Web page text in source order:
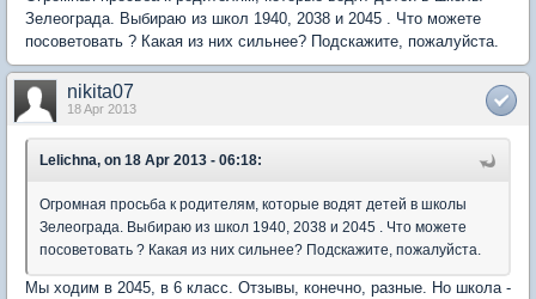
Зелеограда. Выбираю из школ 1940, 2038 и 2045 . Что можете
посоветовать ? Какая из них сильнее? Подскажите, пожалуйста.
nikita07
18 Apr 2013
Lelichna, on 18 Apr 2013 - 06:18:
Огромная просьба к родителям, которые водят детей в школы
Зелеограда. Выбираю из школ 1940, 2038 и 2045 . Что можете
посоветовать ? Какая из них сильнее? Подскажите, пожалуйста.
Мы ходим в 2045, в 6 класс. Отзывы, конечно, разные. Но школа -